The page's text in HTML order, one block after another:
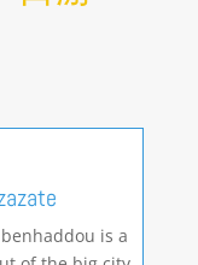
is a